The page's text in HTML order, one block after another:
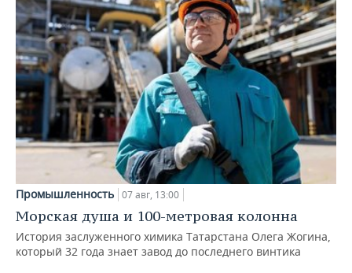
Промышленность 07 авг, 13:00
Морская душа и 100-метровая колонна
История заслуженного химика Татарстана Олега Жогина,
который 32 года знает завод до последнего винтика